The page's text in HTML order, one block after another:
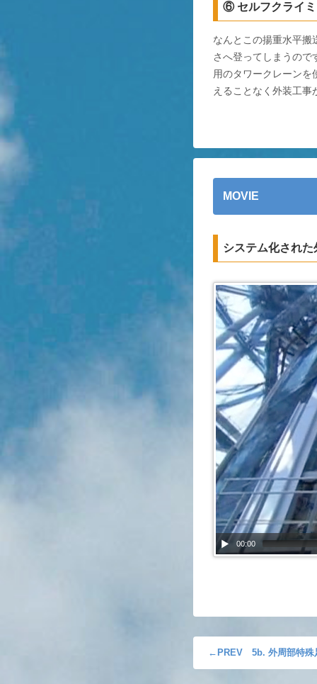
⑥ セルフクライ
なんとこの揚重水平搬
さへ登ってしまうの
用のタワークレーン
えることなく外装工
MOVIE
システム化され
00:00
5b. 外周部特殊